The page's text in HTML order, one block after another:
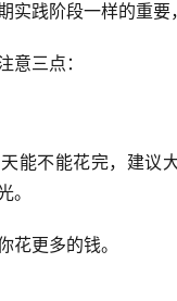
实践阶段一样的重要
意三点：
能不能花完，建议
。
花更多的钱。